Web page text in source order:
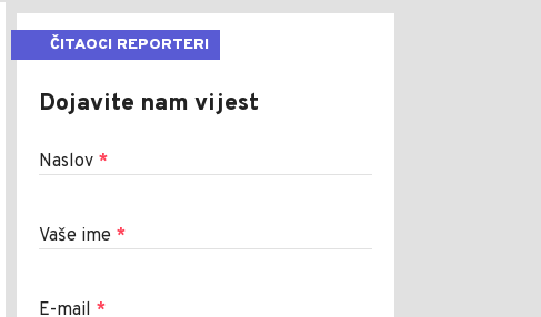
ČITAOCI REPORTERI
Dojavite nam vijest
Naslov *
Vaše ime *
E-mail *